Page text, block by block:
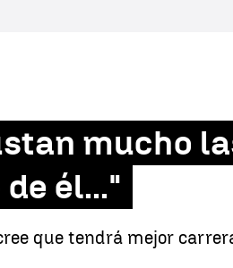
mucho
él..."
que tendrá mejor